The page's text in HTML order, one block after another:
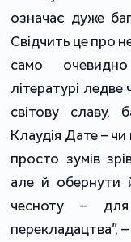
означає дуже
Свідчить це про
само
літературі
світову славу,
Клаудія Дате –
просто зумів
але й обернути
чесноту – для
перекладацтва”,